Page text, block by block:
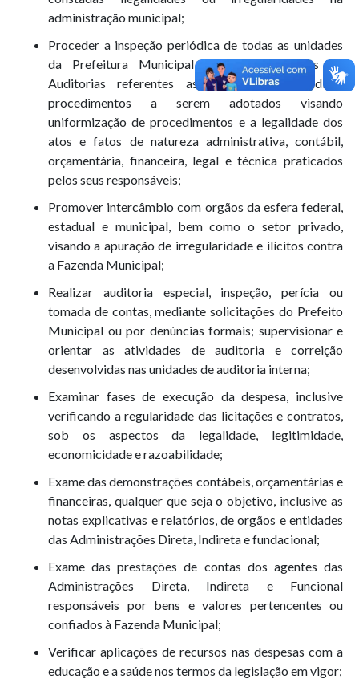
administração municipal;
Proceder a inspeção periódica de todas as unidades
da Prefeitura Municipal, emitindo relatórios de
Auditorias referentes as verificações e indicar
procedimentos a serem adotados visando
uniformização de procedimentos e a legalidade dos
atos e fatos de natureza administrativa, contábil,
orçamentária, financeira, legal e técnica praticados
pelos seus responsáveis;
Promover intercâmbio com orgãos da esfera federal,
estadual e municipal, bem como o setor privado,
visando a apuração de irregularidade e ilícitos contra
a Fazenda Municipal;
Realizar auditoria especial, inspeção, perícia ou
tomada de contas, mediante solicitações do Prefeito
Municipal ou por denúncias formais; supervisionar e
orientar as atividades de auditoria e correição
desenvolvidas nas unidades de auditoria interna;
Examinar fases de execução da despesa, inclusive
verificando a regularidade das licitações e contratos,
sob os aspectos da legalidade, legitimidade,
economicidade e razoabilidade;
Exame das demonstrações contábeis, orçamentárias e
financeiras, qualquer que seja o objetivo, inclusive as
notas explicativas e relatórios, de orgãos e entidades
das Administrações Direta, Indireta e fundacional;
Exame das prestações de contas dos agentes das
Administrações Direta, Indireta e Funcional
responsáveis por bens e valores pertencentes ou
confiados à Fazenda Municipal;
Verificar aplicações de recursos nas despesas com a
educação e a saúde nos termos da legislação em vigor;